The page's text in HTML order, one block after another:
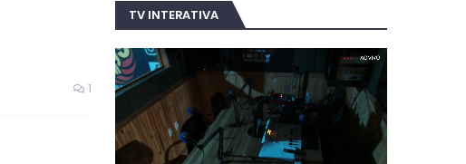
1
TV INTERATIVA